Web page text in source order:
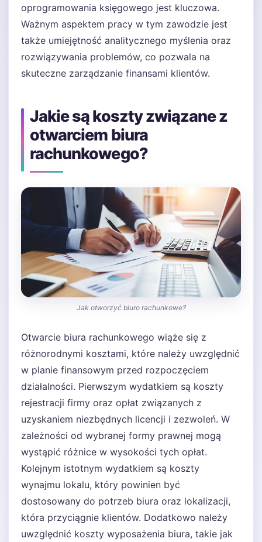
oprogramowania księgowego jest kluczowa.
Ważnym aspektem pracy w tym zawodzie jest
także umiejętność analitycznego myślenia oraz
rozwiązywania problemów, co pozwala na
skuteczne zarządzanie finansami klientów.
Jakie są koszty związane z
otwarciem biura
rachunkowego?
Jak otworzyć biuro rachunkowe?
Otwarcie biura rachunkowego wiąże się z
różnorodnymi kosztami, które należy uwzględnić
w planie finansowym przed rozpoczęciem
działalności. Pierwszym wydatkiem są koszty
rejestracji firmy oraz opłat związanych z
uzyskaniem niezbędnych licencji i zezwoleń. W
zależności od wybranej formy prawnej mogą
wystąpić różnice w wysokości tych opłat.
Kolejnym istotnym wydatkiem są koszty
wynajmu lokalu, który powinien być
dostosowany do potrzeb biura oraz lokalizacji,
która przyciągnie klientów. Dodatkowo należy
uwzględnić koszty wyposażenia biura, takie jak